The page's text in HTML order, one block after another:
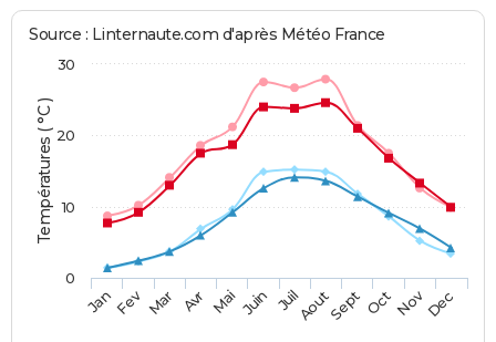
Températures ( °C )
Source : Linternaute.com d'après Météo France
JanFev Mar Avr Mai Juin JuilAoutSept OctNovDec
0
10
20
30